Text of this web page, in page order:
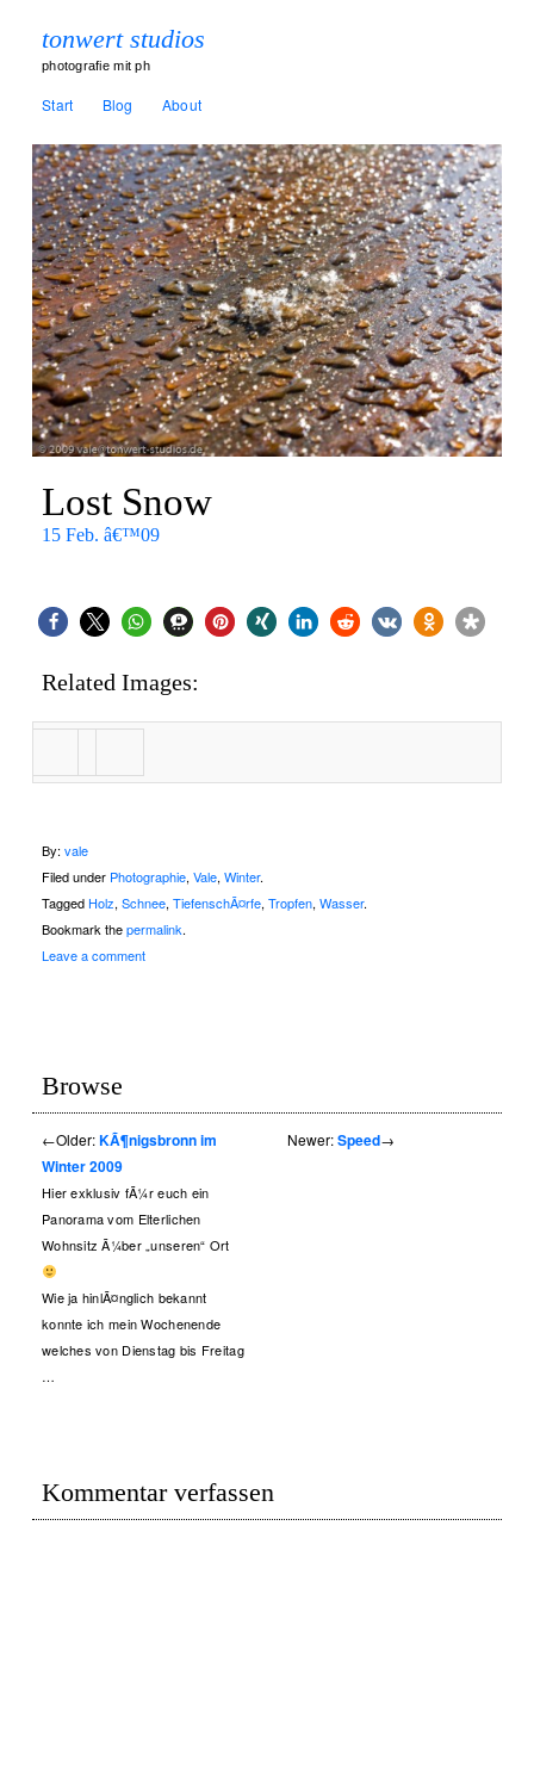
tonwert studios
photografie mit ph
Start Blog About
Lost Snow
15 Feb. â€™09
Related Images:
By: vale
Filed under Photographie, Vale, Winter.
Tagged Holz, Schnee, TiefenschÃ¤rfe, Tropfen, Wasser.
Bookmark thepermalink.
Leave a comment
Browse
←Older:KÃ¶nigsbronn im
Winter 2009
Hier exklusiv fÃ¼r euch ein
Panorama vom Elterlichen
Wohnsitz Ã¼ber „unseren“ Ort
Wie ja hinlÃ¤nglich bekannt
konnte ich mein Wochenende
welches von Dienstag bis Freitag
…
Newer:Speed→
Kommentar verfassen